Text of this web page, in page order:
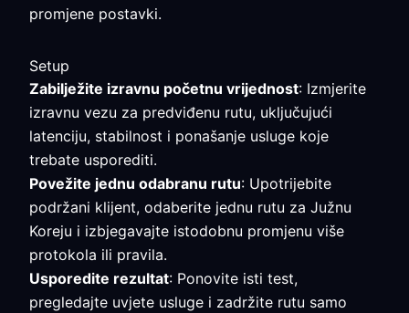
promjene postavki.
Setup
Zabilježite izravnu početnu vrijednost: Izmjerite
izravnu vezu za predviđenu rutu, uključujući
latenciju, stabilnost i ponašanje usluge koje
trebate usporediti.
Povežite jednu odabranu rutu: Upotrijebite
podržani klijent, odaberite jednu rutu za Južnu
Koreju i izbjegavajte istodobnu promjenu više
protokola ili pravila.
Usporedite rezultat: Ponovite isti test,
pregledajte uvjete usluge i zadržite rutu samo